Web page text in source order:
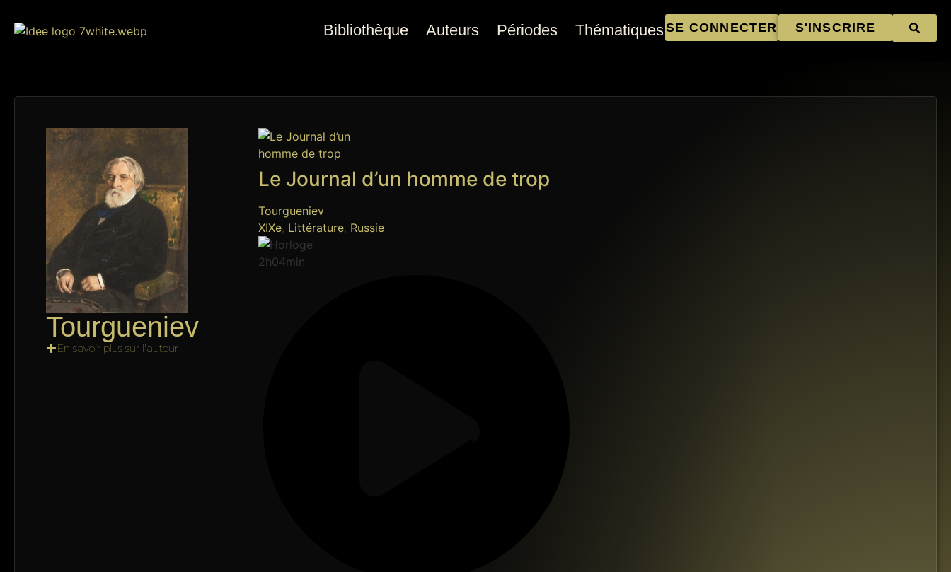
Bibliothèque Auteurs Périodes ThématiquesSE CONNECTER S'INSCRIRE
Tourgueniev
En savoir plus sur l'auteur
Le Journal d’un homme de trop
Tourgueniev
XIXe, Littérature, Russie
2h04min